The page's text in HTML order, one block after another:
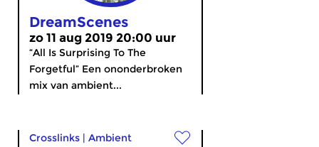
DreamScenes
zo 11 aug 2019 20:00 uur
“All Is Surprising To The
Forgetful” Een ononderbroken
mix van ambient...
Crosslinks | Ambient